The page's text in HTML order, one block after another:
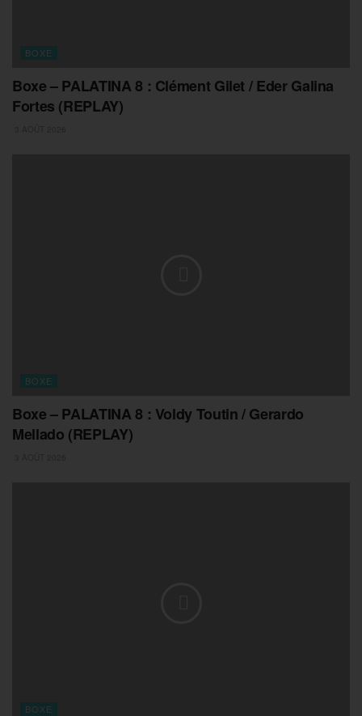
BOXE
Boxe – PALATINA 8 : Clément Gilet / Eder Galina
Fortes (REPLAY)
BOXE
Boxe – PALATINA 8 : Voldy Toutin / Gerardo
Mellado (REPLAY)
BOXE